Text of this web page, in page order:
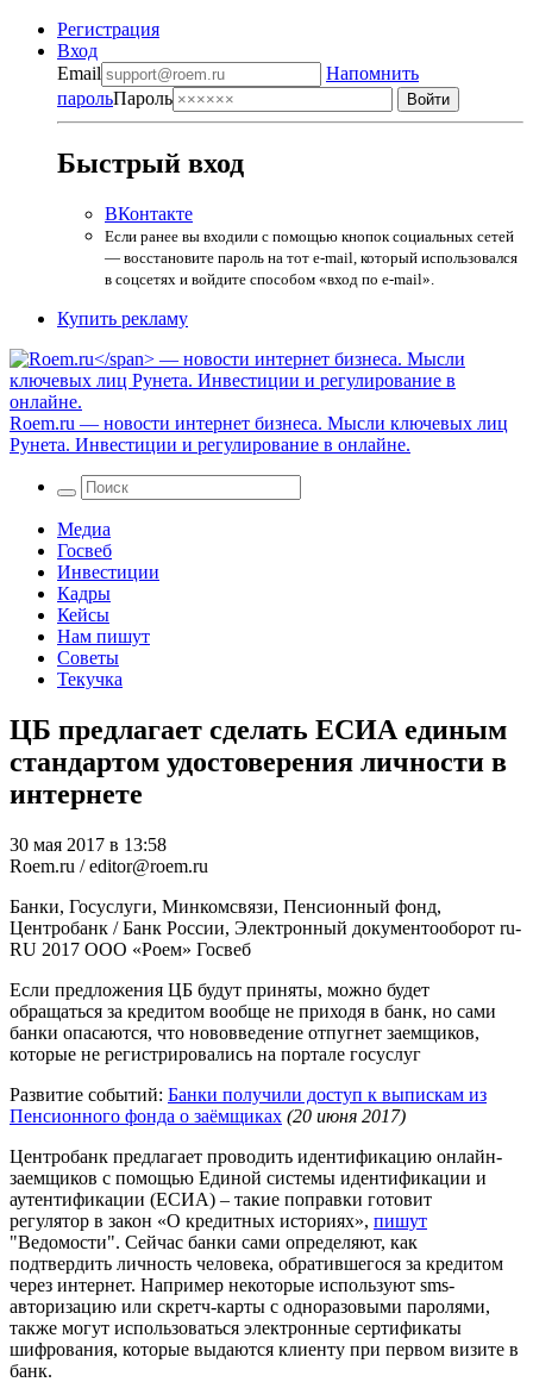
Регистрация
Вход
Email
Напомнить
парольПароль
Быстрый вход
ВКонтакте
Если ранее вы входили с помощью кнопок социальных сетей
— восстановите пароль на тот e-mail, который использовался
в соцсетях и войдите способом «вход по e-mail».
Купить рекламу
Roem.ru — новости интернет бизнеса. Мысли ключевых лиц
Рунета. Инвестиции и регулирование в онлайне.
Медиа
Госвеб
Инвестиции
Кадры
Кейсы
Нам пишут
Советы
Текучка
ЦБ предлагает сделать ЕСИА единым
стандартом удостоверения личности в
интернете
30 мая 2017 в 13:58
Roem.ru / editor@roem.ru
Банки, Госуслуги, Минкомсвязи, Пенсионный фонд,
Центробанк / Банк России, Электронный документооборот ru-
RU 2017 ООО «Роем» Госвеб
Если предложения ЦБ будут приняты, можно будет
обращаться за кредитом вообще не приходя в банк, но сами
банки опасаются, что нововведение отпугнет заемщиков,
которые не регистрировались на портале госуслуг
Развитие событий: Банки получили доступ к выпискам из
Пенсионного фонда о заёмщиках (20 июня 2017)
Центробанк предлагает проводить идентификацию онлайн-
заемщиков с помощью Единой системы идентификации и
аутентификации (ЕСИА) – такие поправки готовит
регулятор в закон «О кредитных историях», пишут
"Ведомости". Сейчас банки сами определяют, как
подтвердить личность человека, обратившегося за кредитом
через интернет. Например некоторые используют sms-
авторизацию или скретч-карты с одноразовыми паролями,
также могут использоваться электронные сертификаты
шифрования, которые выдаются клиенту при первом визите в
банк.